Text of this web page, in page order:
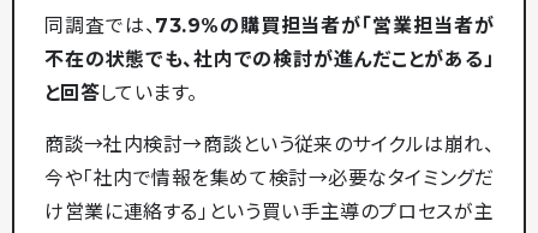
同調査では、73.9%の購買担当者が「営業担当者が
不在の状態でも、社内での検討が進んだことがある」
と回答しています。
商談→社内検討→商談という従来のサイクルは崩れ、
今や「社内で情報を集めて検討→必要なタイミングだ
け営業に連絡する」という買い手主導のプロセスが主